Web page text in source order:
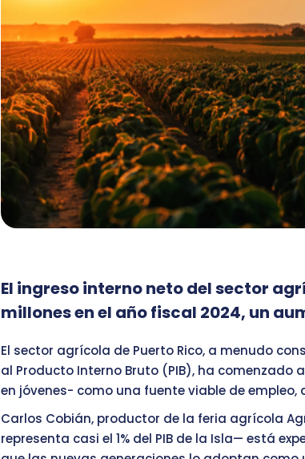
El ingreso interno neto del sector
millones en el año fiscal 2024, un
El sector agrícola de Puerto Rico, a menudo
al Producto Interno Bruto (PIB), ha
en jóvenes- como una fuente viable de
Carlos Cobián, productor de la feria agrícola
representa casi el 1% del PIB de la Isla— está